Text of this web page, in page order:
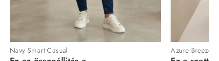
Navy Smart Casual Azure Breeze